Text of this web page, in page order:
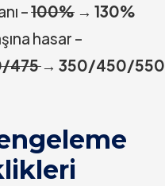
–100% → 130%
hasar –
475 → 350/450/550